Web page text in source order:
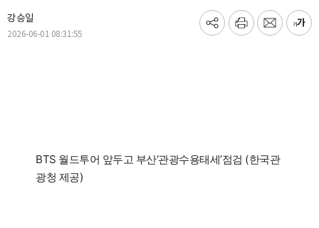
강승일
2026-06-01 08:31:55
기
프
메
글
BTS 월드투어 앞두고 부산‘관광수용태세’점검 (한국관
광청 제공)